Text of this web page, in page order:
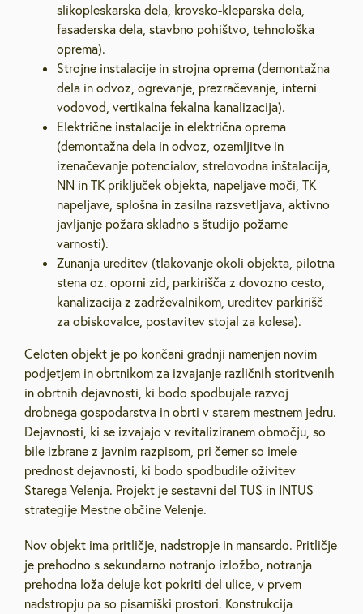
slikopleskarska dela, krovsko-kleparska dela,
fasaderska dela, stavbno pohištvo, tehnološka
oprema).
Strojne instalacije in strojna oprema (demontažna
dela in odvoz, ogrevanje, prezračevanje, interni
vodovod, vertikalna fekalna kanalizacija).
Električne instalacije in električna oprema
(demontažna dela in odvoz, ozemljitve in
izenačevanje potencialov, strelovodna inštalacija,
NN in TK priključek objekta, napeljave moči, TK
napeljave, splošna in zasilna razsvetljava, aktivno
javljanje požara skladno s študijo požarne
varnosti).
Zunanja ureditev (tlakovanje okoli objekta, pilotna
stena oz. oporni zid, parkirišča z dovozno cesto,
kanalizacija z zadrževalnikom, ureditev parkirišč
za obiskovalce, postavitev stojal za kolesa).
Celoten objekt je po končani gradnji namenjen novim
podjetjem in obrtnikom za izvajanje različnih storitvenih
in obrtnih dejavnosti, ki bodo spodbujale razvoj
drobnega gospodarstva in obrti v starem mestnem jedru.
Dejavnosti, ki se izvajajo v revitaliziranem območju, so
bile izbrane z javnim razpisom, pri čemer so imele
prednost dejavnosti, ki bodo spodbudile oživitev
Starega Velenja. Projekt je sestavni del TUS in INTUS
strategije Mestne občine Velenje.
Nov objekt ima pritličje, nadstropje in mansardo. Pritličje
je prehodno s sekundarno notranjo izložbo, notranja
prehodna loža deluje kot pokriti del ulice, v prvem
nadstropju pa so pisarniški prostori. Konstrukcija